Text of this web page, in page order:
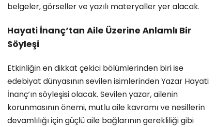
belgeler, görseller ve yazılı materyaller yer alacak.
Hayati İnanç’tan Aile Üzerine Anlamlı Bir
Söyleşi
Etkinliğin en dikkat çekici bölümlerinden biri ise
edebiyat dünyasının sevilen isimlerinden Yazar Hayati
İnanç’ın söyleşisi olacak. Sevilen yazar, ailenin
korunmasının önemi, mutlu aile kavramı ve nesillerin
devamlılığı için güçlü aile bağlarının gerekliliği gibi